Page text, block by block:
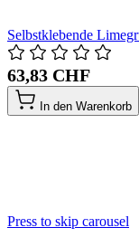
Selbstklebende
63,83 CHF
In den Warenkorb
Press to skip carousel